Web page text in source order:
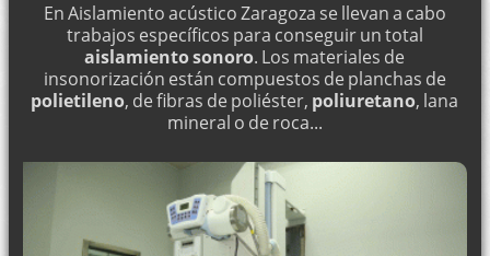
En Aislamiento acústico Zaragoza se llevan a cabo
trabajos específicos para conseguir un total
aislamiento sonoro. Los materiales de
insonorización están compuestos de planchas de
polietileno, de fibras de poliéster, poliuretano, lana
mineral o de roca...